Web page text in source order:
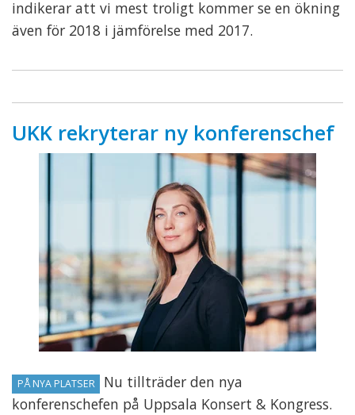
indikerar att vi mest troligt kommer se en ökning
även för 2018 i jämförelse med 2017.
UKK rekryterar ny konferenschef
PÅ NYA PLATSER
Nu tillträder den nya
konferenschefen på Uppsala Konsert & Kongress.